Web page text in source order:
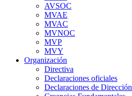
AVSOC
MVAE
MVAC
MVNOC
MVP
MVY
Organización
Directiva
Declaraciones oficiales
Declaraciones de Dirección